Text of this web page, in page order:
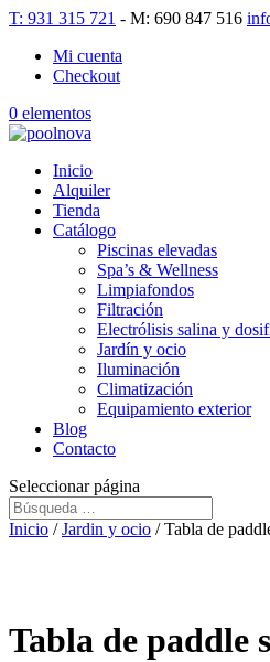
T: 931 315 721 - M: 690 847 516
Mi cuenta
Checkout
0 elementos
Inicio
Alquiler
Tienda
Catálogo
Piscinas elevadas
Spa’s & Wellness
Limpiafondos
Filtración
Electrólisis salina y
Jardín y ocio
Iluminación
Climatización
Equipamiento exterior
Blog
Contacto
Seleccionar página
Inicio /Jardin y ocio / Tabla de
Tabla de paddle